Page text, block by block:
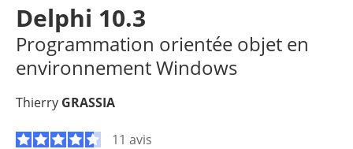
Delphi 10.3
Programmation orientée objet en
environnement Windows
Thierry GRASSIA
11 avis